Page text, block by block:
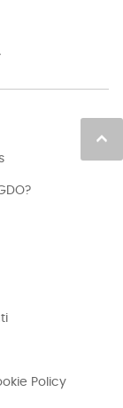
keyboard_arrow_up
Policy